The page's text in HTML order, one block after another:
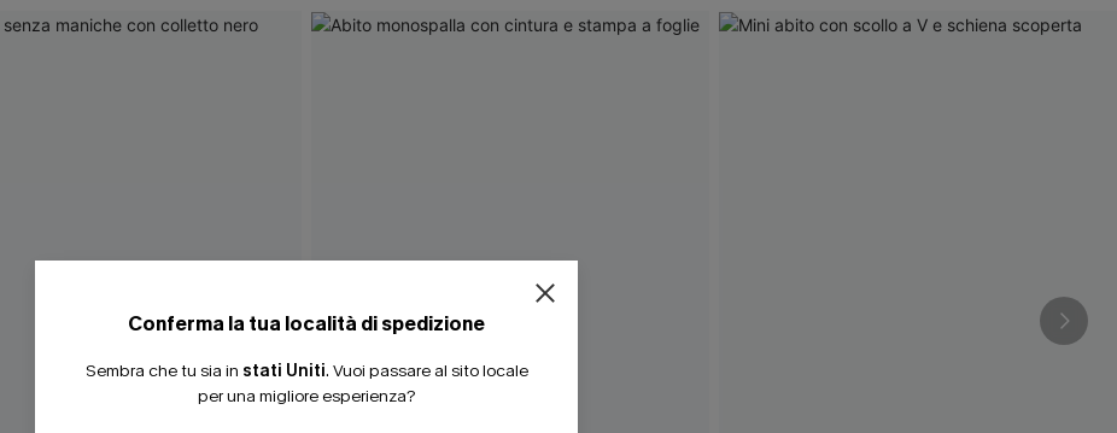
Conferma la tua località di spedizione
Sembra che tu sia in stati Uniti. Vuoi passare al sito locale
per una migliore esperienza?
20% DI SCONTO SU 2 O PIÙ ARTICOLI